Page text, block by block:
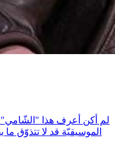
لم أكن أعرف هذا
الموسيقيّة قد لا تتذوّق